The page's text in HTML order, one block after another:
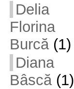
Delia
Florina
Burcă(1)
Diana
Bâscă(1)